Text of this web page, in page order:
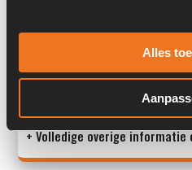
Alles
Type 2: 8475 955 593
+ Volledige overige informatie